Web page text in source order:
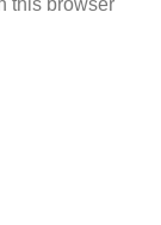
this browser